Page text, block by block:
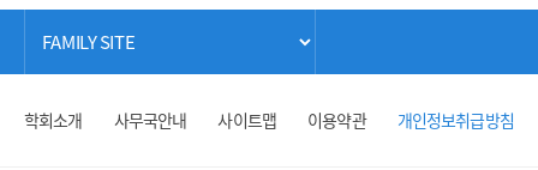
학회소개 사무국안내 사이트맵 이용약관 개인정보취급방침